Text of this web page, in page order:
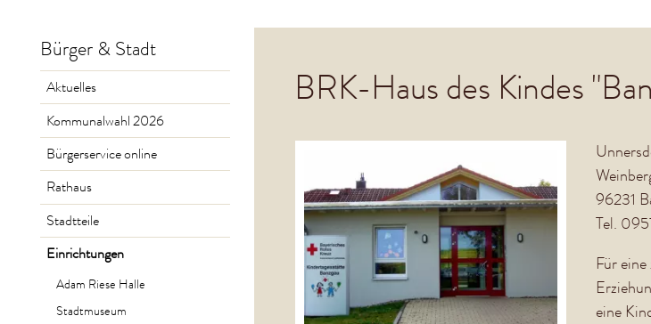
Bürger & Stadt
Aktuelles
Kommunalwahl 2026
Bürgerservice online
Rathaus
Stadtteile
Einrichtungen
Adam Riese Halle
Stadtmuseum
BRK-Haus des Kindes
96231
Tel.
Für
eine